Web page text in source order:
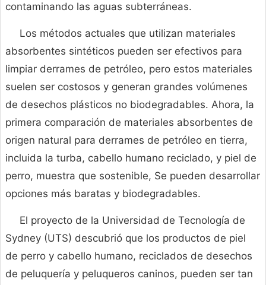
contaminando las aguas subterráneas.
Los métodos actuales que utilizan materiales
absorbentes sintéticos pueden ser efectivos para
limpiar derrames de petróleo, pero estos materiales
suelen ser costosos y generan grandes volúmenes
de desechos plásticos no biodegradables. Ahora, la
primera comparación de materiales absorbentes de
origen natural para derrames de petróleo en tierra,
incluida la turba, cabello humano reciclado, y piel de
perro, muestra que sostenible, Se pueden desarrollar
opciones más baratas y biodegradables.
El proyecto de la Universidad de Tecnología de
Sydney (UTS) descubrió que los productos de piel
de perro y cabello humano, reciclados de desechos
de peluquería y peluqueros caninos, pueden ser tan